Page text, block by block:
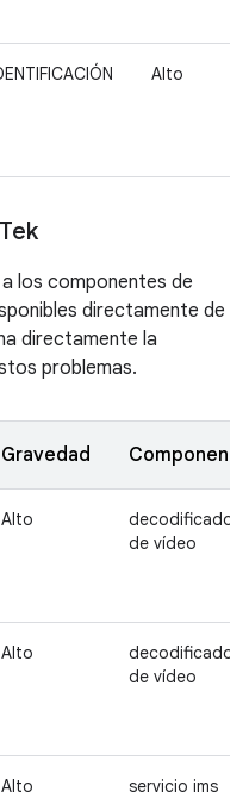
Alto
Tek
los componentes de
directamente de
directamente la
problemas.
Gravedad Componente
Alto
decodificador
de vídeo
Alto
decodificador
de vídeo
Alto servicio ims